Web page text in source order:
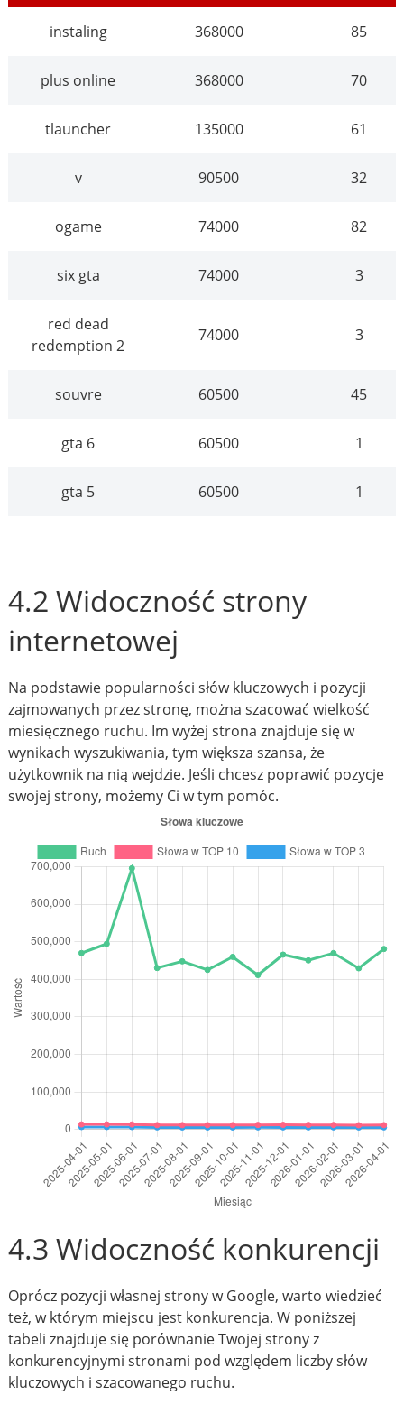
instaling 368000 85
plus online 368000 70
tlauncher 135000 61
v 90500 32
ogame 74000 82
six gta 74000 3
red dead
redemption 2
74000 3
souvre 60500 45
gta 6 60500 1
gta 5 60500 1
4.2 Widoczność strony
internetowej
Na podstawie popularności słów kluczowych i pozycji
zajmowanych przez stronę, można szacować wielkość
miesięcznego ruchu. Im wyżej strona znajduje się w
wynikach wyszukiwania, tym większa szansa, że
użytkownik na nią wejdzie. Jeśli chcesz poprawić pozycje
swojej strony, możemy Ci w tym pomóc.
4.3 Widoczność konkurencji
Oprócz pozycji własnej strony w Google, warto wiedzieć
też, w którym miejscu jest konkurencja. W poniższej
tabeli znajduje się porównanie Twojej strony z
konkurencyjnymi stronami pod względem liczby słów
kluczowych i szacowanego ruchu.